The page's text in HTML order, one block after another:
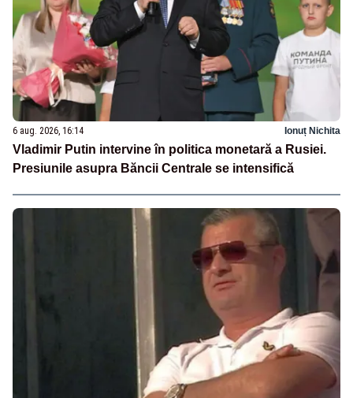
6 aug. 2026, 16:14 Ionuț Nichita
Vladimir Putin intervine în politica monetară a Rusiei.
Presiunile asupra Băncii Centrale se intensifică